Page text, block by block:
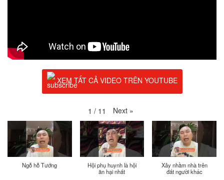
XEM TẤT CẢ VIDEO TRÊN YOUTUBE
1 / 11 Next »
Ngỗ hỗ Tướng
Hội phụ huynh là hội
ăn hại nhất
Xây nhầm nhà trên
đất người khác